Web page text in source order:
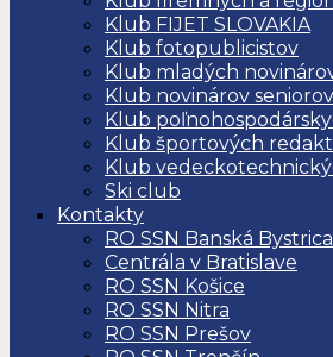
Klub FIJET SLOVAKIA
Klub fotopublicistov
Klub mladých
Klub novinárov seniorov
Klub
Klub športových
Klub
Ski club
Kontakty
RO SSN Banská Bystrica
Centrála v Bratislave
RO SSN Košice
RO SSN Nitra
RO SSN Prešov